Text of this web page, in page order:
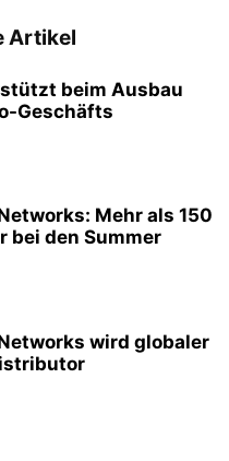
Artikel
beim Ausbau
Geschäfts
Mehr als 150
bei den Summer
wird globaler